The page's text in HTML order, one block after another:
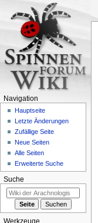
Navigation
Hauptseite
Letzte Änderungen
Zufällige Seite
Neue Seiten
Alle Seiten
Erweiterte Suche
Suche
Werkzeuge